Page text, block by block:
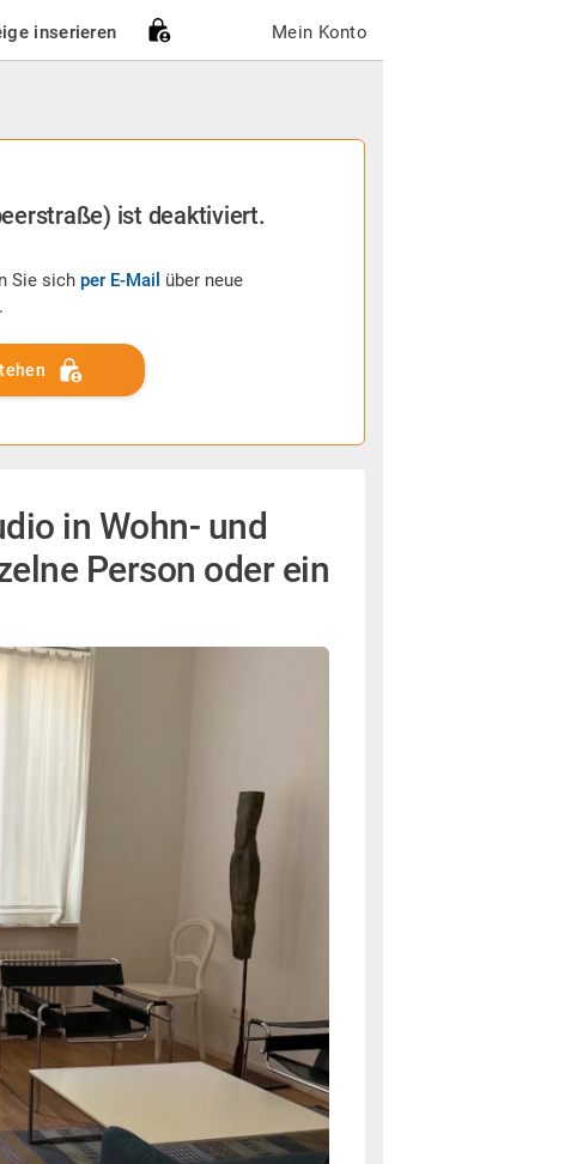
inserieren Mein Konto
ist deaktiviert.
Sie sich per E-Mail über neue
in Wohn- und
Person oder ein